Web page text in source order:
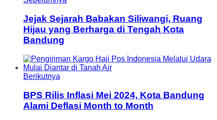
Jejak Sejarah Babakan Siliwangi, Ruang
Hijau yang Berharga di Tengah Kota
Bandung
Berikutnya
BPS Rilis Inflasi Mei 2024, Kota Bandung
Alami Deflasi Month to Month